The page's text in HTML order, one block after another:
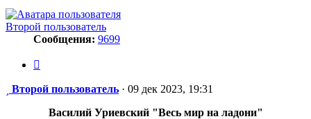
Второй пользователь
Сообщения: 9699
Сообщение
Второй пользователь · 09 дек 2023, 19:31
Василий Уриевский "Весь мир на ладони"